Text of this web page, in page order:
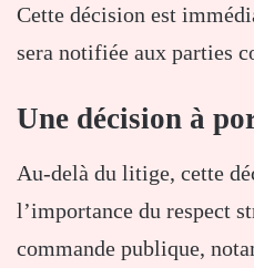
Cette décision est
sera notifiée aux parties
Une décision à
Au-delà du litige, cette
l’importance du respect
commande publique,